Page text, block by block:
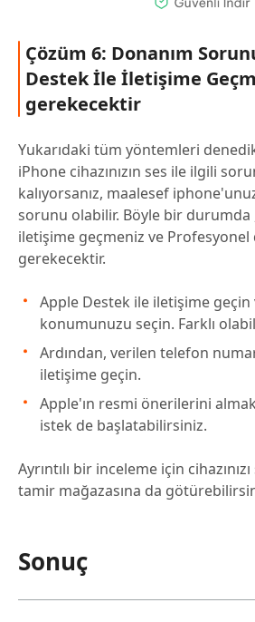
Çözüm 6: Donanım
Destek İle İletişime
gerekecektir
Yukarıdaki tüm yöntemleri
iPhone cihazınızın ses ile ilgili
kalıyorsanız, maalesef
sorunu olabilir. Böyle bir durumda
iletişime geçmeniz ve Profesyonel
gerekecektir.
Apple Destek ile iletişime
konumunuzu seçin. Farklı
Ardından, verilen telefon
iletişime geçin.
Apple'ın resmi önerilerini
istek de başlatabilirsiniz.
Ayrıntılı bir inceleme için
tamir mağazasına da
Sonuç